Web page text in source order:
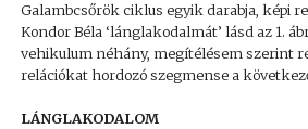
Galambcsőrök ciklus egyik darabja, képi
Kondor Béla ‘lánglakodalmát’ lásd az 1.
vehikulum néhány, megítélésem szerint
relációkat hordozó szegmense a
LÁNGLAKODALOM